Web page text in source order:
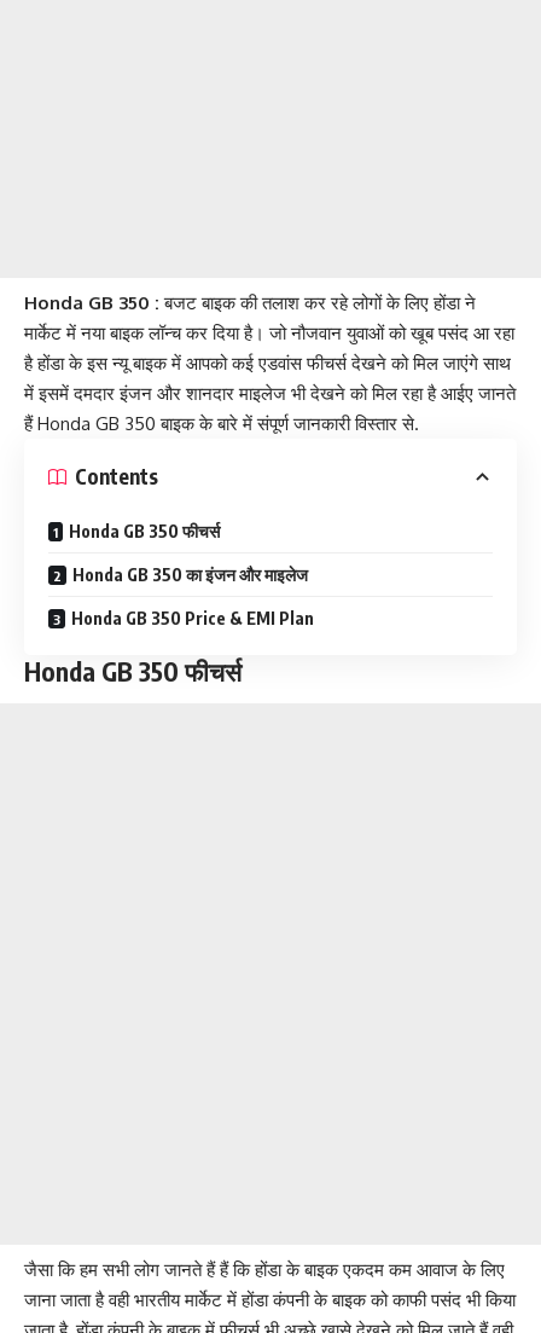
Honda GB 350 : बजट बाइक की तलाश कर रहे लोगों के लिए होंडा ने
मार्केट में नया बाइक लॉन्च कर दिया है। जो नौजवान युवाओं को खूब पसंद आ रहा
है होंडा के इस न्यू बाइक में आपको कई एडवांस फीचर्स देखने को मिल जाएंगे साथ
में इसमें दमदार इंजन और शानदार माइलेज भी देखने को मिल रहा है आईए जानते
हैं Honda GB 350 बाइक के बारे में संपूर्ण जानकारी विस्तार से.
Contents
Honda GB 350 फीचर्स
Honda GB 350 का इंजन और माइलेज
Honda GB 350 Price & EMI Plan
Honda GB 350 फीचर्स
जैसा कि हम सभी लोग जानते हैं हैं कि होंडा के बाइक एकदम कम आवाज के लिए
जाना जाता है वही भारतीय मार्केट में होंडा कंपनी के बाइक को काफी पसंद भी किया